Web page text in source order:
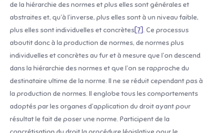
de la hiérarchie des normes et plus elles sont générales et
abstraites et, qu’à l’inverse, plus elles sont à un niveau faible,
plus elles sont individuelles et concrètes[7]. Ce processus
aboutit donc à la production de normes, de normes plus
individuelles et concrètes au fur et à mesure que l’on descend
dans la hiérarchie des normes et que l’on se rapproche du
destinataire ultime de la norme. Il ne se réduit cependant pas à
la production de normes. Il englobe tous les comportements
adoptés par les organes d’application du droit ayant pour
résultat le fait de poser une norme. Participent de la